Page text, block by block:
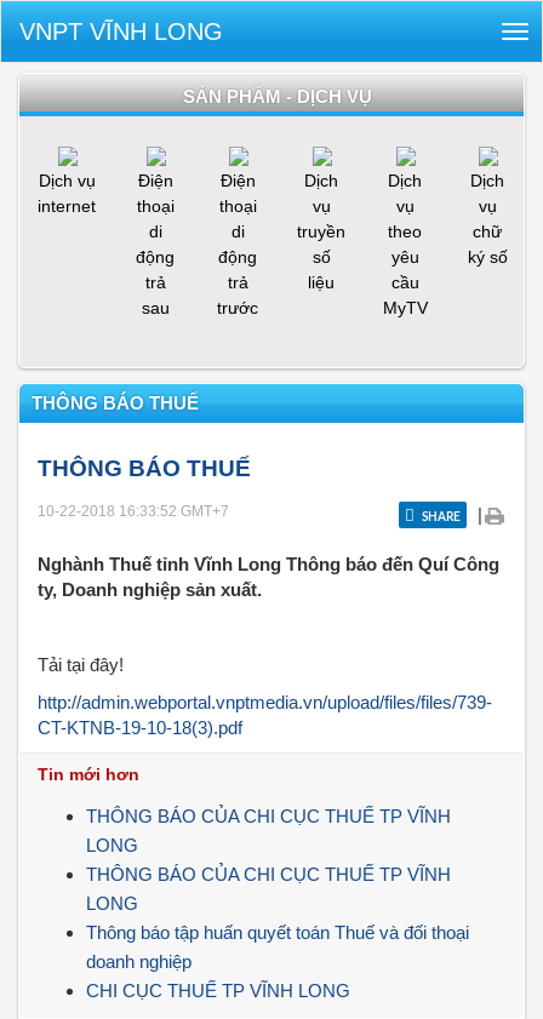
VNPT VĨNH LONG
SẢN PHẨM - DỊCH VỤ
Dịch vụ
internet
Điện
thoại
di
động
trả
sau
Điện
thoại
di
động
trả
trước
Dịch
vụ
truyền
số
liệu
Dịch
vụ
theo
yêu
cầu
MyTV
Dịch
vụ
chữ
ký số
THÔNG BÁO THUẾ
THÔNG BÁO THUẾ
10-22-2018 16:33:52 GMT+7 SHARE |
Nghành Thuế tỉnh Vĩnh Long Thông báo đến Quí Công
ty, Doanh nghiệp sản xuất.
Tải tại đây!
http://admin.webportal.vnptmedia.vn/upload/files/files/739-
CT-KTNB-19-10-18(3).pdf
Tin mới hơn
THÔNG BÁO CỦA CHI CỤC THUẾ TP VĨNH
LONG
THÔNG BÁO CỦA CHI CỤC THUẾ TP VĨNH
LONG
Thông báo tập huấn quyết toán Thuế và đối thoại
doanh nghiệp
CHI CỤC THUẾ TP VĨNH LONG